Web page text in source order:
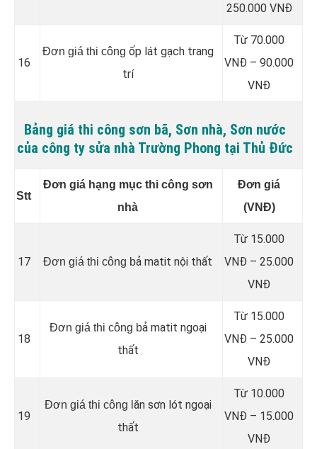
250.000 VNĐ
16
Đơn giá thi công ốp lát gạch trang
trí
Từ 70.000
VNĐ – 90.000
VNĐ
Bảng giá thi công sơn bã, Sơn nhà, Sơn nước
của công ty sửa nhà Trường Phong tại Thủ Đức
Stt
Đơn giá hạng mục thi công sơn
nhà
Đơn giá
(VNĐ)
17 Đơn giá thi công bả matit nội thất
Từ 15.000
VNĐ – 25.000
VNĐ
18
Đơn giá thi công bả matit ngoại
thất
Từ 15.000
VNĐ – 25.000
VNĐ
19
Đơn giá thi công l ăn sơn lót ngoại
thất
Từ 10.000
VNĐ – 15.000
VNĐ